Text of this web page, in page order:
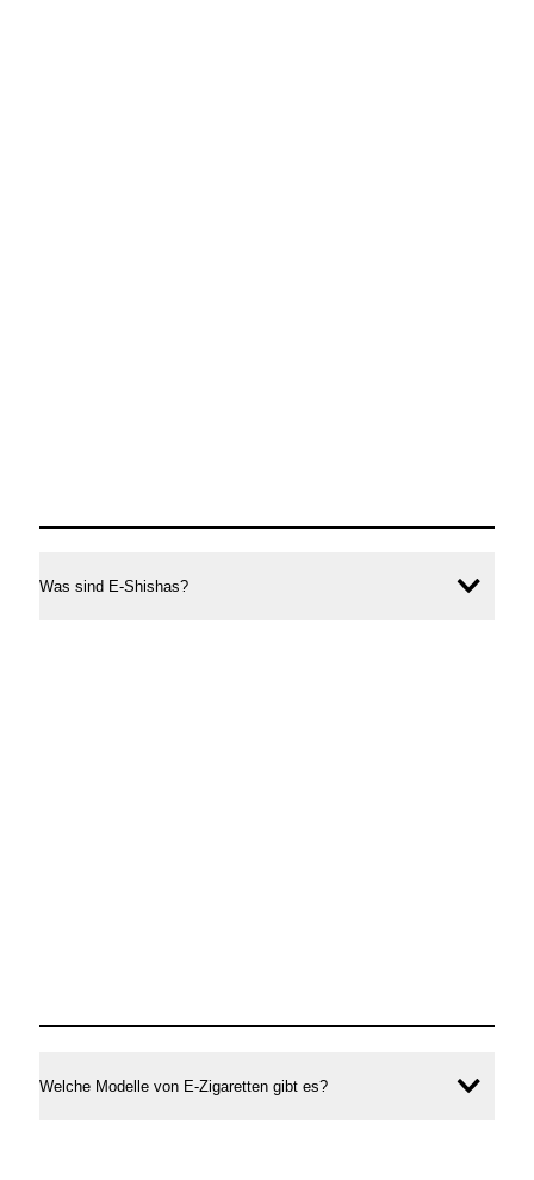
Was sind E-Shishas?
Welche Modelle von E-Zigaretten gibt es?